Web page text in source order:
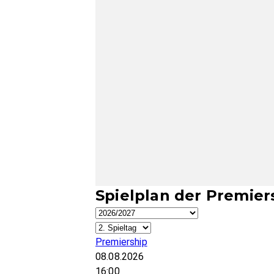
Spielplan der
Premiership
08.08.2026
16:00